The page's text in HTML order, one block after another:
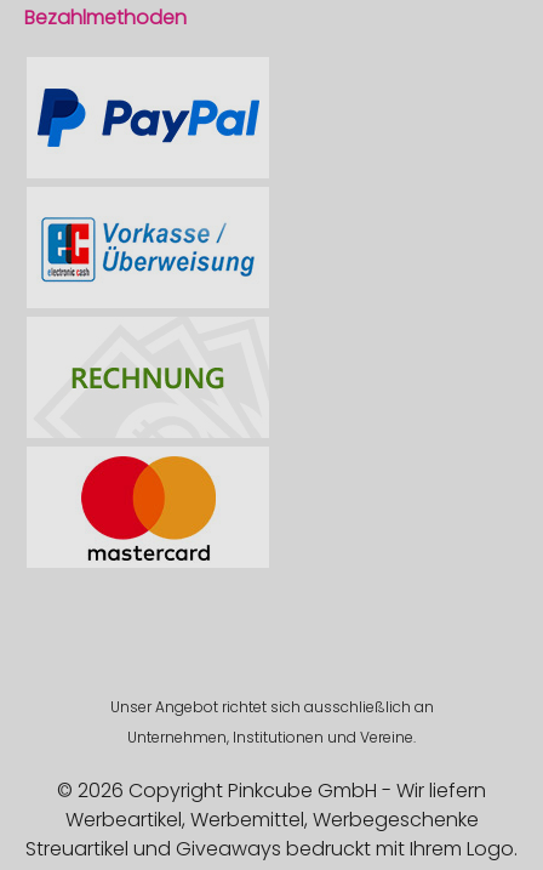
Bezahlmethoden
Unser Angebot richtet sich ausschließlich an
Unternehmen, Institutionen und Vereine.
© 2026 Copyright Pinkcube GmbH - Wir liefern
Werbeartikel, Werbemittel, Werbegeschenke
Streuartikel und Giveaways bedruckt mit Ihrem Logo.